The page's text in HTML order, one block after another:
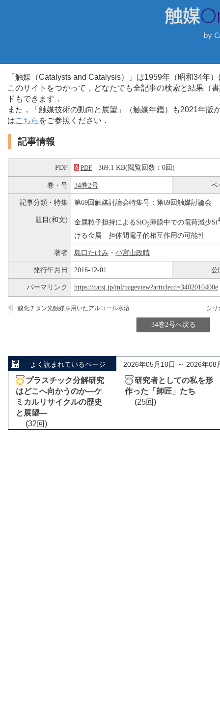
「触媒（Catalysts and Catalysis）」は1959年（昭和34年
このサイトをつかって，どなたでも全記事の検索と結果（
ドもできます．
また，「触媒技術の動向と展望」（触媒年鑑）も2021年
はこちら をご参照ください．
記事情報
PDF PDF 369.1 KB(閲覧回数：0回)
巻・号 34巻2号 ペ
記事分類・特集 第69回触媒討論会特集号：第69回触媒討論会
題目(和文) 金属粒子担持によるSiO2薄膜中での電荷減少Si
ける金属―担体間電子的相互作用の可能性
著者 島口たけみ ・ 小宮山政晴
発行年月日 2016-12-01 公
パーマリンク https://catsj.jp/jnl/pageview?articlecd=3402010400e
酸化チタン光触媒を用いたアルコール水溶液からの水素発生機構
34巻2号へ戻る
よく読まれているページ 2026年05月10日 ～ 2026年08
プラスチック分解研究
はどこへ向かうのか―ケ
ミカルリサイクルの歴史
と展望―
(32回)
研究者としての私を形
作った「師匠」たち
(25回)